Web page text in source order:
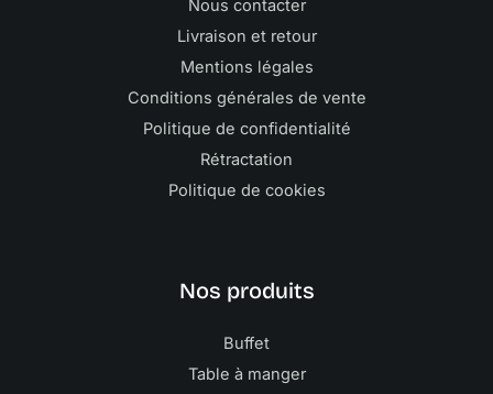
Nous contacter
Livraison et retour
Mentions légales
Conditions générales de vente
Politique de confidentialité
Rétractation
Politique de cookies
Nos produits
Buffet
Table à manger